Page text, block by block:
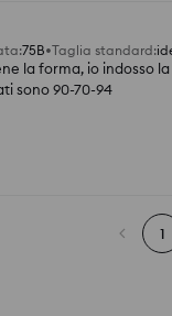
:75B Taglia standard:
la forma, io indosso
sono 90-70-94
1